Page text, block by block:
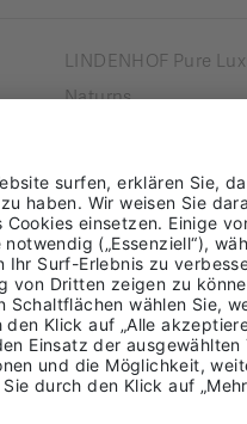
LINDENHOF Pure
Naturns